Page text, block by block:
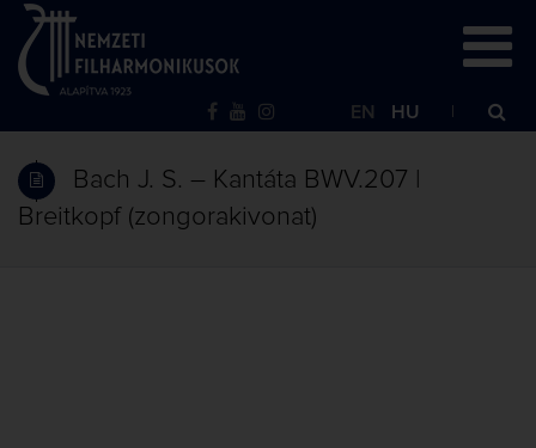
EN HU
Bach J. S. – Kantáta BWV.207 |
Breitkopf (zongorakivonat)